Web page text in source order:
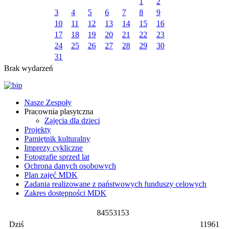
3
4 5 6 7 8
9
10
11 12 13 14 15
16
17
18 19 20 21 22
23
24
25 26 27 28 29
30
31
Brak wydarzeń
Nasze Zespoły
Pracownia plasytczna
Zajęcia dla dzieci
Projekty
Pamiętnik kulturalny
Imprezy cykliczne
Fotografie sprzed lat
Ochrona danych osobowych
Plan zajęć MDK
Zadania realizowane z państwowych funduszy celowych
Zakres dostępności MDK
845531 53
Dziś
11961